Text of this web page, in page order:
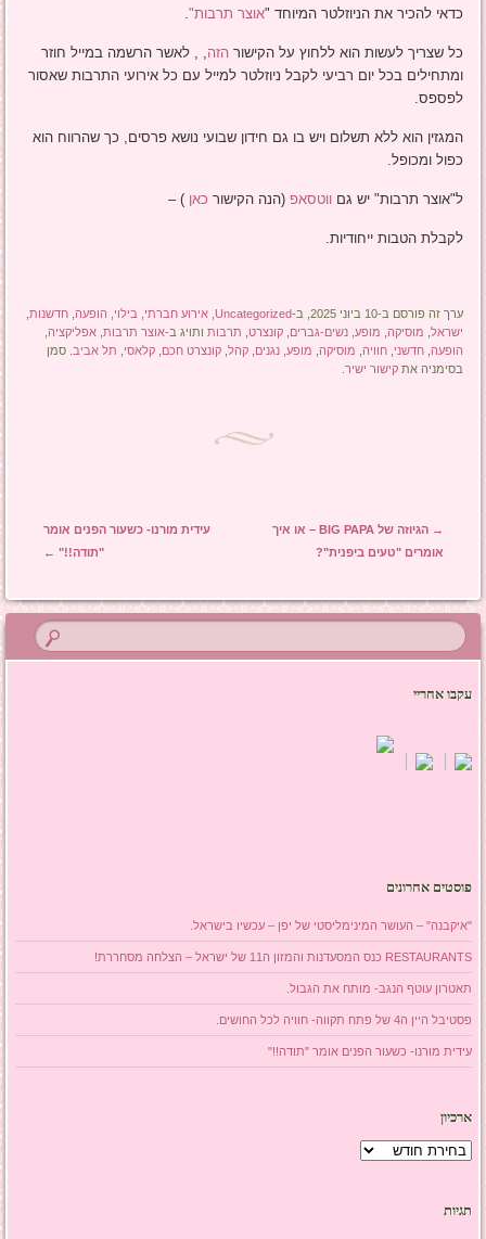
כדאי להכיר את הניוזלטר המיוחד "אוצר תרבות"
כל שצריך לעשות הוא ללחוץ על הקישורהזה , , לאשר הרשמה במייל חוזר
ומתחילים בכל יום רביעי לקבל ניוזלטר למייל עם כל אירועי התרבות שאסור
לפספס.
המגזין הוא ללא תשלום ויש בו גם חידון שבועי נושא פרסים, כך שהרווח הוא
כפול ומכופל.
ל"אוצר תרבות" יש גם ווטסאפ(הנה הקישור כאן ) –
לקבלת הטבות ייחודיות.
ערך זה פורסם ב-10 ביוני 2025, ב- Uncategorized
,אירוע חברתי בילוי הופעה ,חדשנות
ישראל מוסיקה מופע ,נשים-גברים ,קונצרט תרבות ותויג ב-אוצר תרבות ,אפליקציה
הופעה ,חדשני ,חוויה מוסיקה מופע ,נגנים ,קהל ,קונצרט חכם ,קלאסי תל אביב . סמן
בסימניה אתקישור ישיר
ניווט בפוסטים
→
הגיוזה של BIG PAPA – או איך
אומרים "טעים ביפנית"?
עידית מורנו- כשעור הפנים אומר
"תודה!!" ←
עקבו אחריי
פוסטים אחרונים
"איקבנה" – העושר המינימליסטי של יפן – עכשיו בישראל.
RESTAURANTS כנס המסעדנות והמזון ה11 של ישראל – הצלחה מסחררת!
תאטרון עוטף הנגב- מותח את הגבול.
פסטיבל היין ה4 של פתח תקווה- חוויה לכל החושים.
עידית מורנו- כשעור הפנים אומר "תודה!!"
ארכיון
ארכיון
תגיות